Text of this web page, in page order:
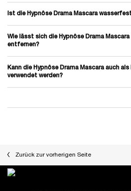
Ist die Hypnôse Drama Mascara
Wie lässt sich die Hypnôse Drama
entfernen?
Kann die Hypnôse Drama Mascara auch
verwendet werden?
PDP Reviews
Zurück zur vorherigen Seite